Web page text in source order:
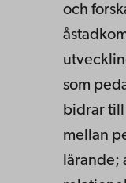
och
som
bidrar till
mellan
lärande;